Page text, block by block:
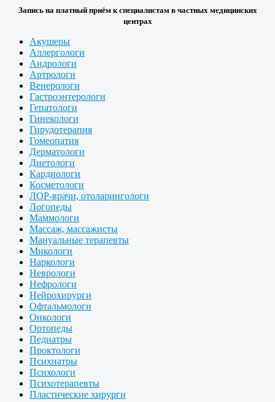
Запись на платный приём к специалистам в частных медицинских
центрах
Акушеры
Аллергологи
Андрологи
Артрологи
Венерологи
Гастроэнтерологи
Гепатологи
Гинекологи
Гирудотерапия
Гомеопатия
Дерматологи
Диетологи
Кардиологи
Косметологи
ЛОР-врачи, отоларингологи
Логопеды
Маммологи
Массаж, массажисты
Мануальные терапевты
Микологи
Наркологи
Неврологи
Нефрологи
Нейрохирурги
Офтальмологи
Онкологи
Ортопеды
Педиатры
Проктологи
Психиатры
Психологи
Психотерапевты
Пластические хирурги